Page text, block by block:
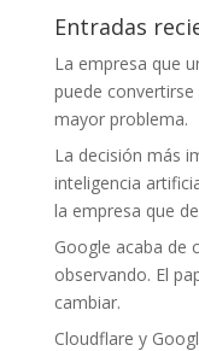
Entradas
La empresa que
puede
mayor problema.
La decisión más
inteligencia
la empresa que
Google acaba de
observando. El
cambiar.
Cloudflare y